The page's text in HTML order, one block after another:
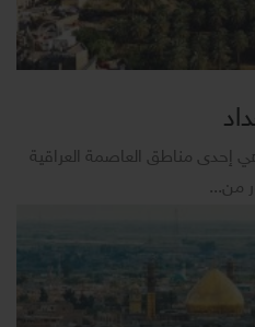
إحدى مناطق العاصمة العراقية
من...